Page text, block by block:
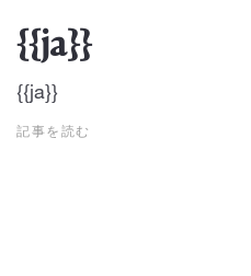
{{ja}}
{{ja}}
記事を読む